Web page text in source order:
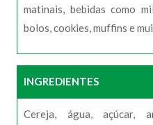
matinais, bebidas como
bolos, cookies, muffins e
INGREDIENTES
Cereja, água, açúcar,